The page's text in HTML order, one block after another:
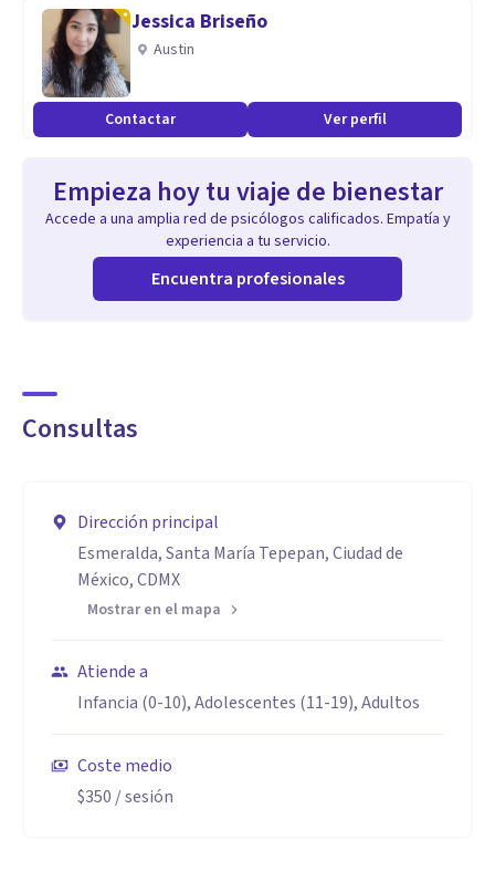
Jessica Briseño
Austin
Contactar Ver perfil
Empieza hoy tu viaje de bienestar
Accede a una amplia red de psicólogos calificados. Empatía y
experiencia a tu servicio.
Encuentra profesionales
Consultas
Dirección principal
Esmeralda, Santa María Tepepan, Ciudad de
México, CDMX
Mostrar en el mapa
Atiende a
Infancia (0-10), Adolescentes (11-19), Adultos
Coste medio
$350 / sesión